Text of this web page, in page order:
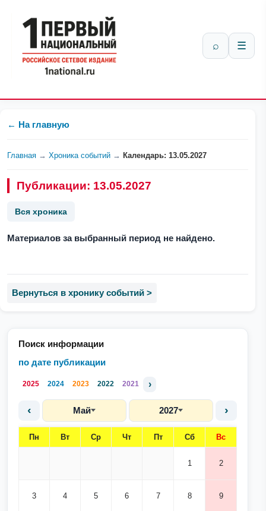
⌕ ☰
Поиск информации
по дате публикации
2025 2024 2023 2022 2021 ›
‹ Май 2027 ›
Пн Вт Ср Чт Пт Сб Вс
1 2
3 4 5 6 7 8 9
← На главную
Главная → Хроника событий → Календарь: 13.05.2027
Публикации: 13.05.2027
Вся хроника
Материалов за выбранный период не найдено.
Вернуться в хронику событий >